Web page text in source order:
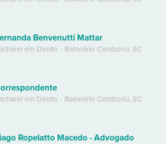
Benvenutti Mattar
em Direito - Balneário Camboriú, SC
em Direito - Balneário Camboriú, SC
Ropelatto Macedo - Advogado